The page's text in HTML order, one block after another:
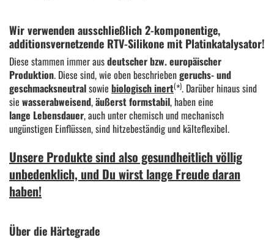
Wir verwenden ausschließlich 2-komponentige,
additionsvernetzende RTV-Silikone mit Platinkatalysator!
Diese stammen immer ausdeutscher bzw. europäischer
Produktion. Diese sind, wie oben beschriebengeruchs- und
geschmacksneutralsowie biologisch inert(*). Darüber hinaus sind
sie wasserabweisend,äußerst formstabil, haben eine
lange Lebensdauer, auch unter chemisch und mechanisch
ungünstigen Einflüssen, sind hitzebeständig und kälteflexibel.
Unsere Produkte sind also gesundheitlich völlig
unbedenklich, und Du wirst lange Freude daran
haben!
Über die Härtegrade